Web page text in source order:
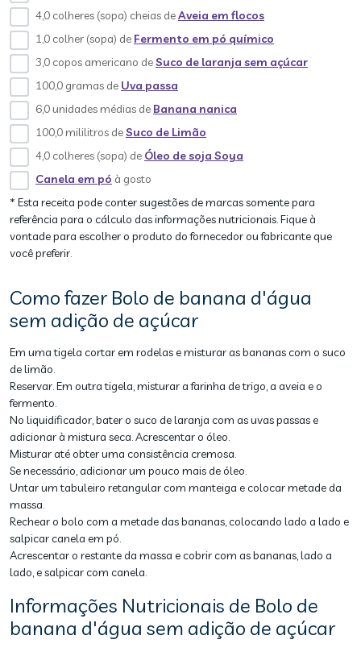
4,0 colheres (sopa) cheias deAveia em flocos
1,0 colher (sopa) de Fermento em pó químico
3,0 copos americano deSuco de laranja sem açúcar
100,0 gramas de Uva passa
6,0 unidades médias de Banana nanica
100,0 mililitros deSuco de Limão
4,0 colheres (sopa) de Óleo de soja Soya
Canela em pó à gosto
* Esta receita pode conter sugestões de marcas somente para
referência para o cálculo das informações nutricionais. Fique à
vontade para escolher o produto do fornecedor ou fabricante que
você preferir.
Como fazer Bolo de banana d'água
sem adição de açúcar
Em uma tigela cortar em rodelas e misturar as bananas com o suco
de limão.
Reservar. Em outra tigela, misturar a farinha de trigo, a aveia e o
fermento.
No liquidificador, bater o suco de laranja com as uvas passas e
adicionar à mistura seca. Acrescentar o óleo.
Misturar até obter uma consistência cremosa.
Se necessário, adicionar um pouco mais de óleo.
Untar um tabuleiro retangular com manteiga e colocar metade da
massa.
Rechear o bolo com a metade das bananas, colocando lado a lado e
salpicar canela em pó.
Acrescentar o restante da massa e cobrir com as bananas, lado a
lado, e salpicar com canela.
Informações Nutricionais de Bolo de
banana d'água sem adição de açúcar